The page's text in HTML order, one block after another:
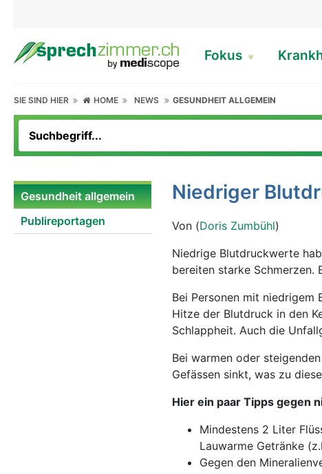
Fokus
SIE SIND HIER HOME NEWS GESUNDHEIT ALLGEMEIN
Gesundheit allgemein
Publireportagen
Niedriger
Von (Doris Zumbühl)
Niedrige Blutdruckwerte
bereiten starke Schmerzen.
Bei Personen mit niedrigem
Hitze der Blutdruck in den
Schlappheit. Auch die
Bei warmen oder
Gefässen sinkt, was zu
Hier ein paar Tipps gegen
Mindestens 2 Liter
Lauwarme Getränke
Gegen den